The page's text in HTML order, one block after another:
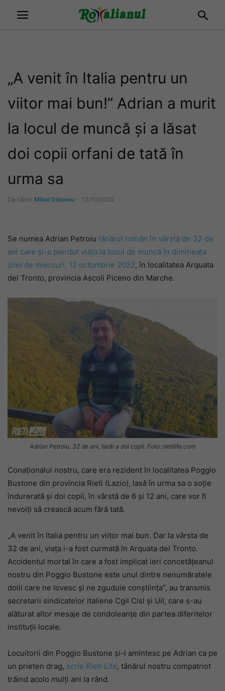
„A venit în Italia pentru un
viitor mai bun!” Adrian a murit
la locul de muncă și a lăsat
doi copii orfani de tată în
urma sa
De către Mihai Diaconu - 13/10/2022
Se numea Adrian Petroiu tânărul român în vârstă de 32 de
ani care și-a pierdut viața la locul de muncă în dimineața
zilei de miercuri, 12 octombrie 2022, în localitatea Arquata
del Tronto, provincia Ascoli Piceno din Marche.
Adrian Petroiu, 32 de ani, tatăl a doi copii. Foto: rietilife.com
Conaționalul nostru, care era rezident în localitatea Poggio
Bustone din provincia Rieti (Lazio), lasă în urma sa o soție
îndurerată și doi copii, în vârstă de 6 și 12 ani, care vor fi
nevoiți să crească acum fără tată.
„A venit în Italia pentru un viitor mai bun. Dar la vârsta de
32 de ani, viața i-a fost curmată în Arquata del Tronto.
Accidentul mortal în care a fost implicat ieri concetățeanul
nostru din Poggio Bustone este unul dintre nenumăratele
dolii care ne lovesc și ne zguduie conștiința”, au transmis
secretarii sindicatelor italiene Cgil Cisl și Uil, care s-au
alăturat altor mesaje de condoleanțe din partea diferitelor
instituții locale.
Locuitorii din Poggio Bustone și-l amintesc pe Adrian ca pe
un prieten drag, scrie Rieti Life, tânărul nostru compatriot
trăind acolo mulți ani la rând.